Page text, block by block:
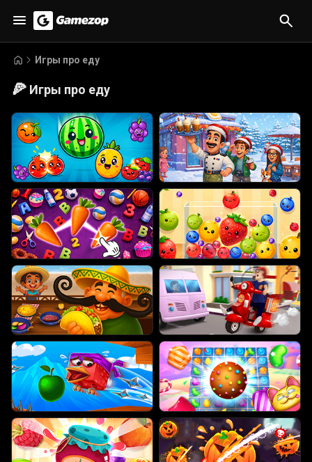
Игры про еду
🍕 Игры про еду